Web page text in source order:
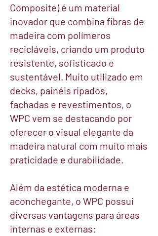
Composite) é um material
inovador que combina fibras de
madeira com polímeros
recicláveis, criando um produto
resistente, sofisticado e
sustentável. Muito utilizado em
decks, painéis ripados,
fachadas e revestimentos, o
WPC vem se destacando por
oferecer o visual elegante da
madeira natural com muito mais
praticidade e durabilidade.
Além da estética moderna e
aconchegante, o WPC possui
diversas vantagens para áreas
internas e externas: